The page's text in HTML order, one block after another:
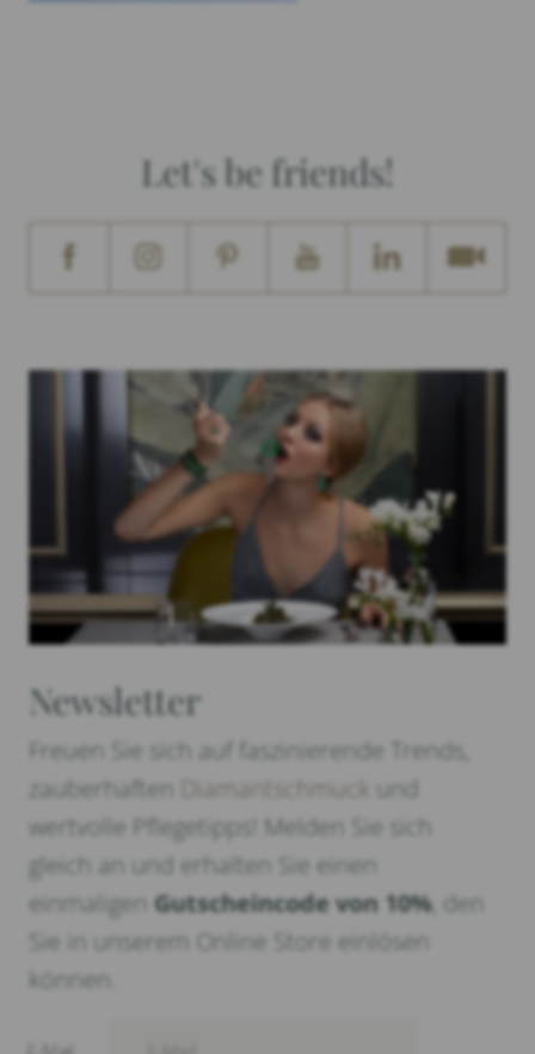
Let's be friends!
Newsletter
Freuen Sie sich auf faszinierende Trends,
zauberhaften
Diamantschmuck
und
wertvolle Pflegetipps! Melden Sie sich
gleich an und erhalten Sie einen
einmaligen Gutscheincode von 10%, den
Sie in unserem Online Store einlösen
können.